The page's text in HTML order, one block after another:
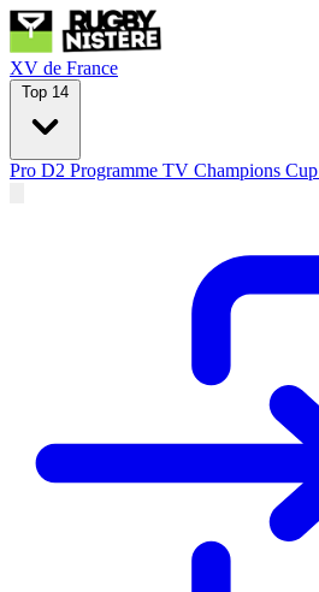
XV de France
Top 14
Pro D2 Programme TV Champions Cup